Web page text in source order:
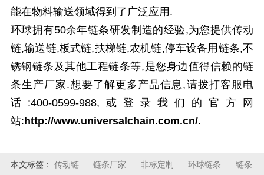
能在物料输送领域得到了广泛应用.
环球拥有50余年链条研发制造的经验,为您提供传动
链,输送链,板式链,扶梯链,农机链,停车设备用链条,不
锈钢链条及其他工程链条等,是您身边值得信赖的链
条生产厂家.想要了解更多产品信息,请拨打客服电
话:400-0599-988,或登录我们的官方网
站:http://www.universalchain.com.cn/.
本文标签： 传动链 链条厂家 非标定制 环球链条 链条